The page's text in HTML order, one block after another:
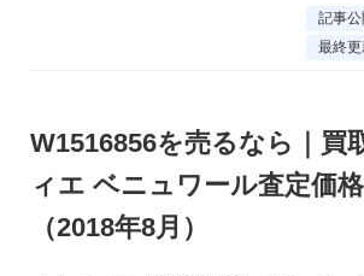
記事公
最終更
W1516856を売るなら｜買
ィエ ベニュワール査定価
（2018年8月）